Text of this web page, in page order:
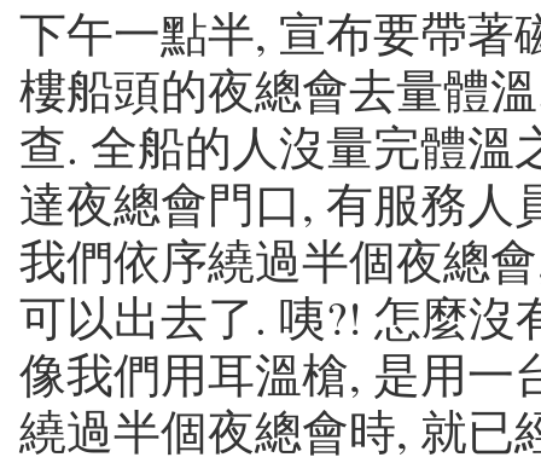
下午一點半, 宣布要帶著
樓船頭的夜總會去量體
查. 全船的人沒量完體溫
達夜總會門口, 有服務人
我們依序繞過半個夜總
可以出去了. 咦?! 怎麼沒
像我們用耳溫槍, 是用一
繞過半個夜總會時, 就已